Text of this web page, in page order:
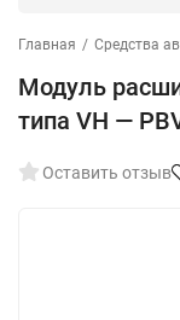
Главная / Средства
Модуль
типа VH —
Оставить отзыв